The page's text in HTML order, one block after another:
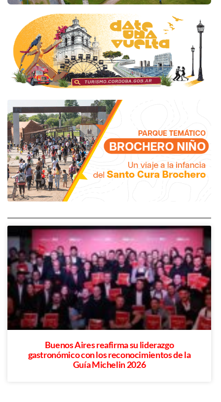
Buenos Aires reafirma su liderazgo
gastronómico con los reconocimientos de la
Guía Michelin 2026